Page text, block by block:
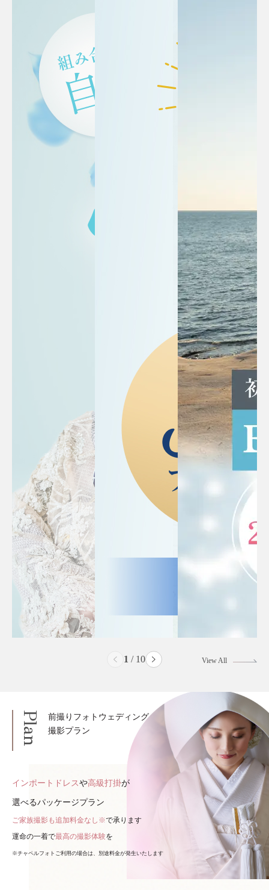
2 / 10 View All
Plan
前撮りフォトウェディング
撮影プラン
インポートドレスや高級打掛が
選べるパッケージプラン
ご家族撮影も追加料金なし※で承ります
運命の一着で最高の撮影体験を
※チャペルフォトご利用の場合は、別途料金が発生いたします